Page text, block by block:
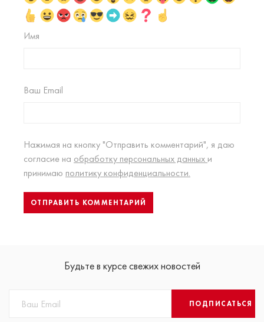
Имя
Ваш Email
Нажимая на кнопку "Отправить комментарий", я даю
согласие на обработку персональных данных и
принимаю политику конфиденциальности.
Будьте в курсе свежих новостей
ПОДПИСАТЬСЯ